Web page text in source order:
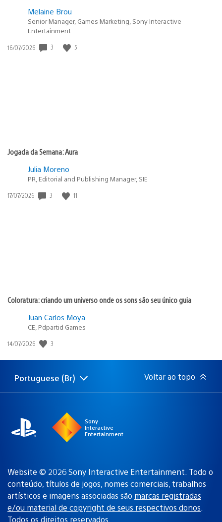
Melaine Brou
Senior Manager, Games Marketing, Sony Interactive
Entertainment
Data
16/07/2026 3 5
Jogada da Semana: Aura
Julia Moreno
PR, Editorial and Publishing Manager, SIE
Data
17/07/2026 3 11
Coloratura: criando um universo onde os sons são seu único guia
Juan Carlos Moya
CE, Pdpartid Games
Data
publicação:
14/07/2026 3
Selecione
uma
Região
atual:
Portuguese (Br) Voltar ao topo
Sony
Interactive
Entertainment
Website © 2026 Sony Interactive Entertainment. Todo o
conteúdo, títulos de jogos, nomes comerciais, trabalhos
artísticos e imagens associadas são marcas registradas
e/ou material de copyright de seus respectivos donos.
Todos os direitos reservados.